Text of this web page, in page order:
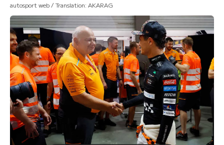
autosport web / Translation: AKARAG